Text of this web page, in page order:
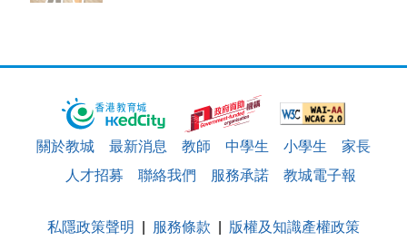
關於教城 最新消息 教師 中學生 小學生
家長
人才招募
聯絡我們 服務承諾 教城電子報
私隱政策聲明 服務條款 版權及知識產權政策